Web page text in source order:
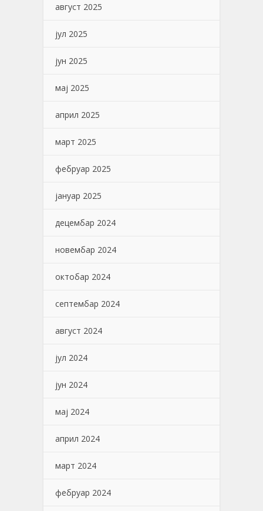
август 2025
јул 2025
јун 2025
мај 2025
април 2025
март 2025
фебруар 2025
јануар 2025
децембар 2024
новембар 2024
октобар 2024
септембар 2024
август 2024
јул 2024
јун 2024
мај 2024
април 2024
март 2024
фебруар 2024